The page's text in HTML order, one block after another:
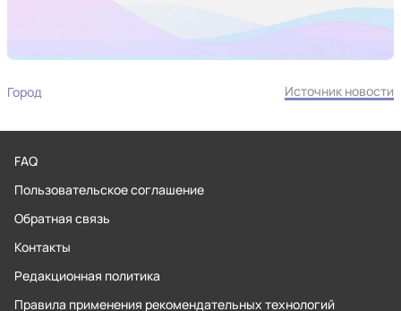
Город Источник новости
FAQ
Пользовательское соглашение
Обратная связь
Контакты
Редакционная политика
Правила применения рекомендательных технологий